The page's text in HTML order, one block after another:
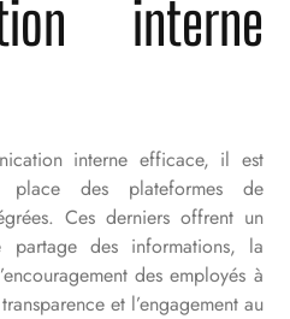
interne
interne efficace, il est
des plateformes de
Ces derniers offrent un
partage des informations, la
des employés à
et l’engagement au